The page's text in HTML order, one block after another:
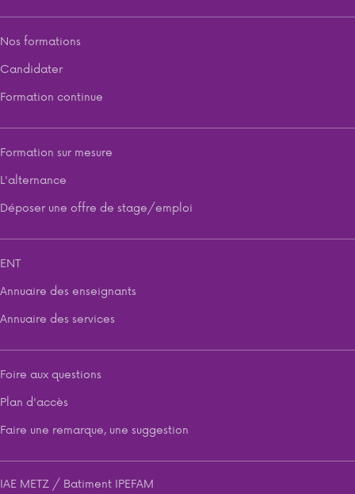
Nos formations
Candidater
Formation continue
Formation sur mesure
L'alternance
Déposer une offre de stage/emploi
ENT
Annuaire des enseignants
Annuaire des services
Foire aux questions
Plan d'accès
Faire une remarque, une suggestion
IAE METZ / Batiment IPEFAM